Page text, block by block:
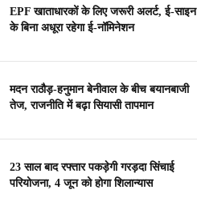
EPF खाताधारकों के लिए जरूरी अलर्ट, ई-साइन
के बिना अधूरा रहेगा ई-नॉमिनेशन
मदन राठौड़-हनुमान बेनीवाल के बीच बयानबाजी
तेज, राजनीति में बढ़ा सियासी तापमान
23 साल बाद रफ्तार पकड़ेगी गरड़दा सिंचाई
परियोजना, 4 जून को होगा शिलान्यास